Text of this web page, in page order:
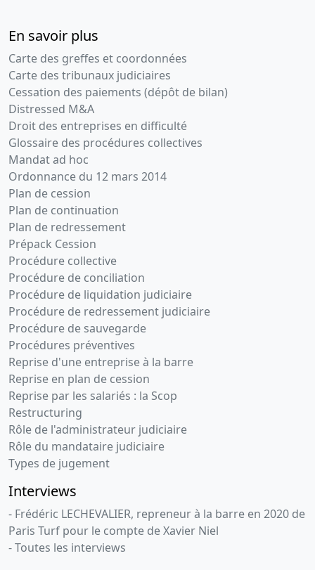
En savoir plus
Carte des greffes et coordonnées
Carte des tribunaux judiciaires
Cessation des paiements (dépôt de bilan)
Distressed M&A
Droit des entreprises en difficulté
Glossaire des procédures collectives
Mandat ad hoc
Ordonnance du 12 mars 2014
Plan de cession
Plan de continuation
Plan de redressement
Prépack Cession
Procédure collective
Procédure de conciliation
Procédure de liquidation judiciaire
Procédure de redressement judiciaire
Procédure de sauvegarde
Procédures préventives
Reprise d'une entreprise à la barre
Reprise en plan de cession
Reprise par les salariés : la Scop
Restructuring
Rôle de l'administrateur judiciaire
Rôle du mandataire judiciaire
Types de jugement
Interviews
- Frédéric LECHEVALIER, repreneur à la barre en 2020 de
Paris Turf pour le compte de Xavier Niel
- Toutes les interviews